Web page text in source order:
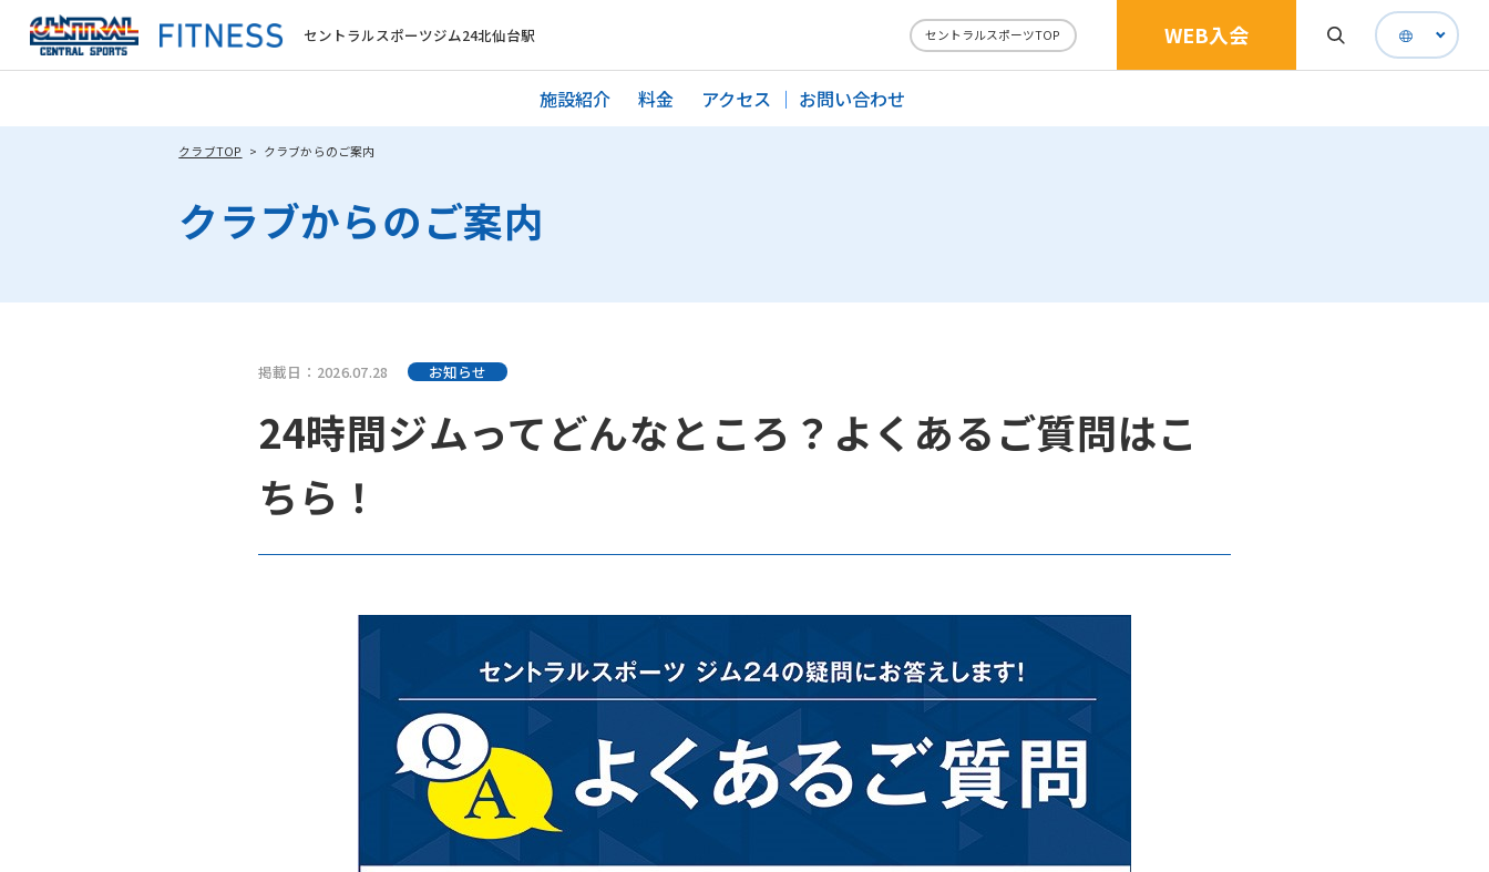
セントラルスポーツジム24北仙台駅 セントラルスポーツTOP WEB入会
施設紹介 料金 アクセス お問い合わせ
クラブTOP クラブからのご案内
クラブからのご案内
掲載日：2026.07.28 お知らせ
24時間ジムってどんなところ？よくあるご質問はこ
ちら！